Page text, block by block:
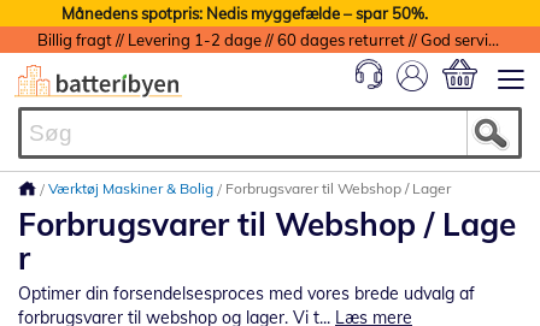
Månedens spotpris: Nedis myggefælde – spar 50%.
Billig fragt // Levering 1-2 dage // 60 dages returret // God service med garanti
Værktøj Maskiner & Bolig Forbrugsvarer til Webshop / Lager
Forbrugsvarer til Webshop / Lage
r
Optimer din forsendelsesproces med vores brede udvalg af
forbrugsvarer til webshop og lager. Vi t... Læs mere